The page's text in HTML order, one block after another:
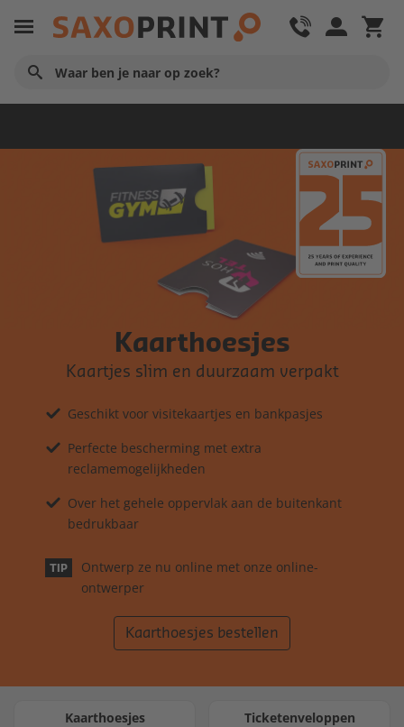
Kaarthoesjes
Kaartjes slim en duurzaam verpakt
Geschikt voor visitekaartjes en bankpasjes
Perfecte bescherming met extra
reclamemogelijkheden
Over het gehele oppervlak aan de buitenkant
bedrukbaar
TIP
Ontwerp ze nu online met onze online-
ontwerper
Kaarthoesjes bestellen
Kaarthoesjes Ticketenveloppen